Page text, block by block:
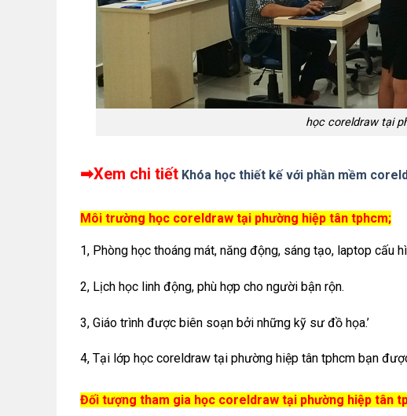
học coreldraw tại
➡Xem chi tiết Khóa học thiết kế với phần mềm
Môi trường học coreldraw tại phường hiệp tân tphcm;
1, Phòng học thoáng mát, năng động, sáng tạo, laptop cấu
2, Lịch học linh động, phù hợp cho người bận rộn.
3, Giáo trình được biên soạn bởi những kỹ sư đồ họa.’
4, Tại lớp học coreldraw tại phường hiệp tân tphcm bạn
Đối tượng tham gia học coreldraw tại phường hiệp tân